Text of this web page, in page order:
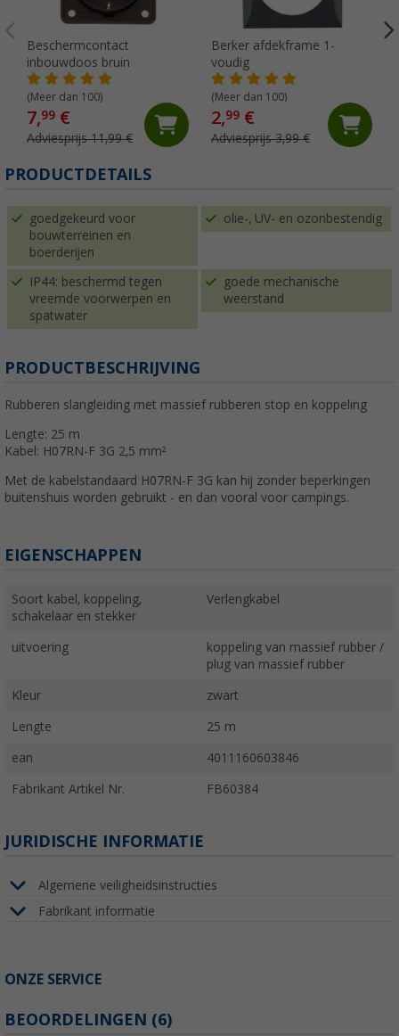
Beschermcontact
inbouwdoos bruin
(Meer dan 100)
7,99 €
Adviesprijs 11,99 €
Berker afdekframe 1-
voudig
(Meer dan 100)
2,99€
Adviesprijs 3,99 €
PRODUCTDETAILS
goedgekeurd voor
bouwterreinen en
boerderijen
olie-, UV- en ozonbestendig
IP44: beschermd tegen
vreemde voorwerpen en
spatwater
goede mechanische
weerstand
PRODUCTBESCHRIJVING
Rubberen slangleiding met massief rubberen stop en koppeling
Lengte: 25 m
Kabel: H07RN-F 3G 2,5 mm²
Met de kabelstandaard H07RN-F 3G kan hij zonder beperkingen
buitenshuis worden gebruikt - en dan vooral voor campings.
EIGENSCHAPPEN
Soort kabel, koppeling,
schakelaar en stekker
Verlengkabel
uitvoering
koppeling van massief rubber /
plug van massief rubber
Kleur zwart
Lengte 25 m
ean 4011160603846
Fabrikant Artikel Nr. FB60384
JURIDISCHE INFORMATIE
Algemene veiligheidsinstructies
Fabrikant informatie
ONZE SERVICE
BEOORDELINGEN (6)